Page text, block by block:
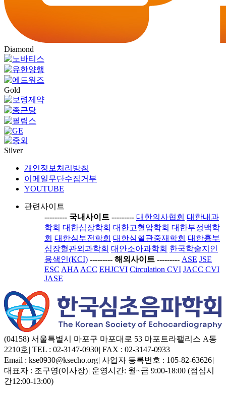
Diamond
Gold
Silver
개인정보처리방침
이메일무단수집거부
YOUTUBE
관련사이트
--------- 국내사이트 --------- 대한의사협회 대한내과
학회 대한심장학회 대한고혈압학회 대한부정맥학
회 대한심부전학회 대한심혈관중재학회 대한흉부
심장혈관외과학회 대안소아과학회 한국학술지인
용색인(KCI) --------- 해외사이트 --------- ASE JSE
ESC AHA ACC EHJCVI Circulation CVI JACC CVI
JASE
(04158) 서울특별시 마포구 마포대로 53 마포트라팰리스 A동
2210호 | TEL : 02-3147-0930| FAX : 02-3147-0933
Email : kse0930@ksecho.org| 사업자 등록번호 : 105-82-63626|
대표자 : 조구영(이사장)| 운영시간: 월~금 9:00-18:00 (점심시
간12:00-13:00)